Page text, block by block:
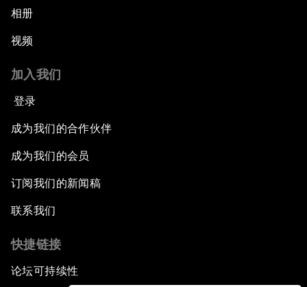
相册
视频
加入我们
登录
成为我们的合作伙伴
成为我们的会员
订阅我们的新闻稿
联系我们
快捷链接
论坛可持续性